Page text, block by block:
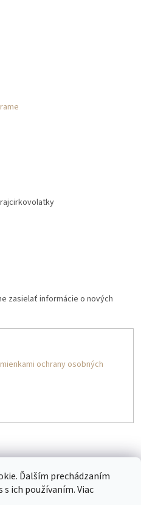
Ďalším prechádzaním
ich používaním. Viac
zasielať informácie o nových
ochrany osobných